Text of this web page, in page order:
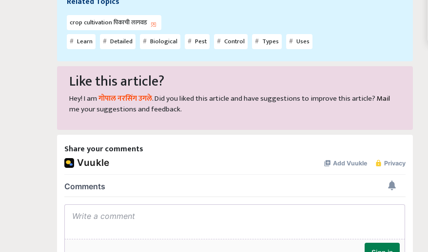
crop cultivation पिकाची लागवड
Learn
Detailed Biological Pest Control Types Uses
Like this article?
Hey! I am गोपाल नरसिंग उगले . Did you liked this article and have suggestions to improve this article? Mail
me your suggestions and feedback.
Share your comments